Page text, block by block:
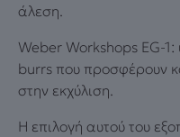
άλεση.
Weber Workshops
burrs που προσφέρουν
στην εκχύλιση.
Η επιλογή αυτού του